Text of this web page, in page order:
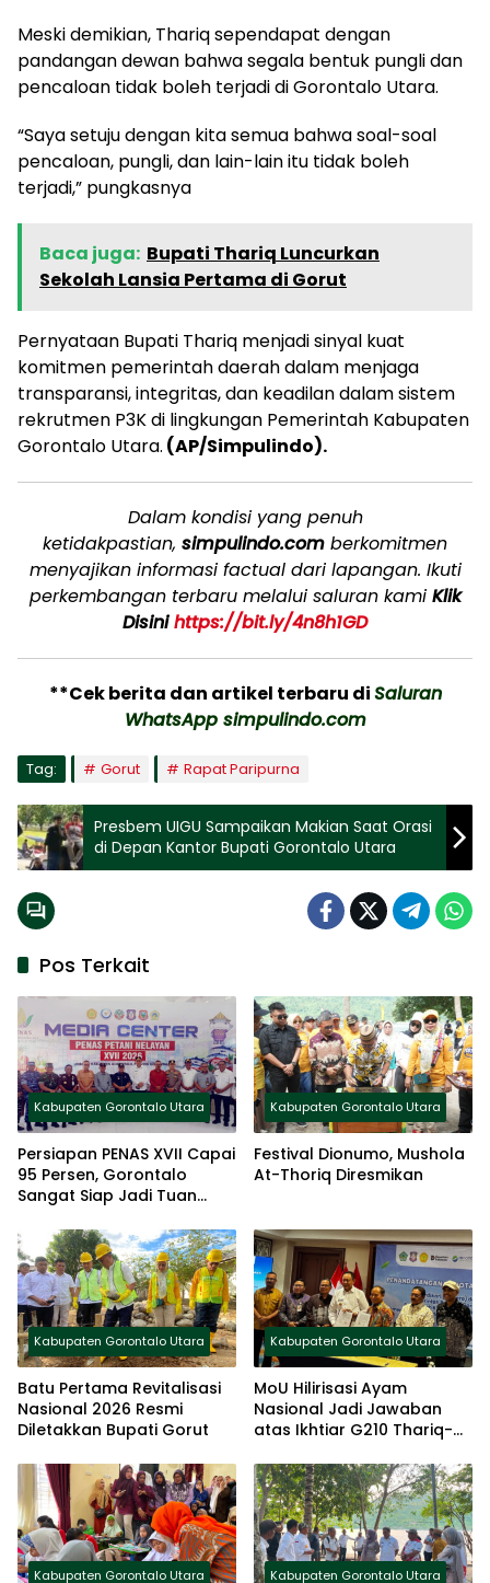
Meski demikian, Thariq sependapat dengan
pandangan dewan bahwa segala bentuk pungli dan
pencaloan tidak boleh terjadi di Gorontalo Utara.
“Saya setuju dengan kita semua bahwa soal-soal
pencaloan, pungli, dan lain-lain itu tidak boleh
terjadi,” pungkasnya
Baca juga: Bupati Thariq Luncurkan
Sekolah Lansia Pertama di Gorut
Pernyataan Bupati Thariq menjadi sinyal kuat
komitmen pemerintah daerah dalam menjaga
transparansi, integritas, dan keadilan dalam sistem
rekrutmen P3K di lingkungan Pemerintah Kabupaten
Gorontalo Utara. (AP/Simpulindo).
Dalam kondisi yang penuh
ketidakpastian, simpulindo.com berkomitmen
menyajikan informasi factual dari lapangan. Ikuti
perkembangan terbaru melalui saluran kami Klik
Disinihttps://bit.ly/4n8h1GD
**Cek berita dan artikel terbaru diSaluran
WhatsApp simpulindo.com
Tag: Gorut Rapat Paripurna
Presbem UIGU Sampaikan Makian Saat Orasi
di Depan Kantor Bupati Gorontalo Utara
Pos Terkait
Kabupaten Gorontalo Utara
Persiapan PENAS XVII Capai
95 Persen, Gorontalo
Sangat Siap Jadi Tuan
Kabupaten Gorontalo Utara
Festival Dionumo, Mushola
At-Thoriq Diresmikan
Kabupaten Gorontalo Utara
Batu Pertama Revitalisasi
Nasional 2026 Resmi
Diletakkan Bupati Gorut
Kabupaten Gorontalo Utara
MoU Hilirisasi Ayam
Nasional Jadi Jawaban
atas Ikhtiar G210 Thariq-
Kabupaten Gorontalo Utara Kabupaten Gorontalo Utara